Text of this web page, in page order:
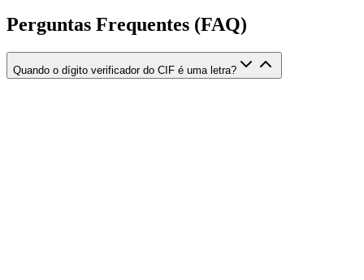
Perguntas Frequentes (FAQ)
Quando o dígito verificador do CIF é uma letra?